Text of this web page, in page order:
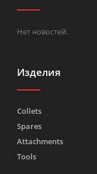
Нет новостей.
Изделия
Collets
Spares
Attachments
Tools